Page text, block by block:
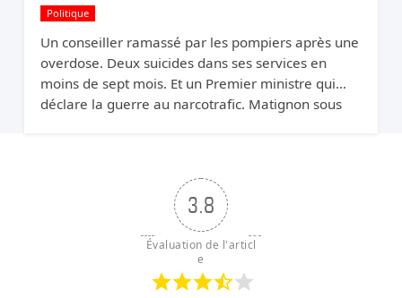
Politique
Un conseiller ramassé par les pompiers après une
overdose. Deux suicides dans ses services en
moins de sept mois. Et un Premier ministre qui
déclare la guerre au narcotrafic. Matignon sous
3.8
Évaluation de l'articl
e